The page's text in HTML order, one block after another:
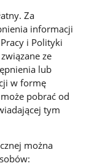
Za
informacji
i Polityki
ze
lub
w formę
pobrać od
tym
można